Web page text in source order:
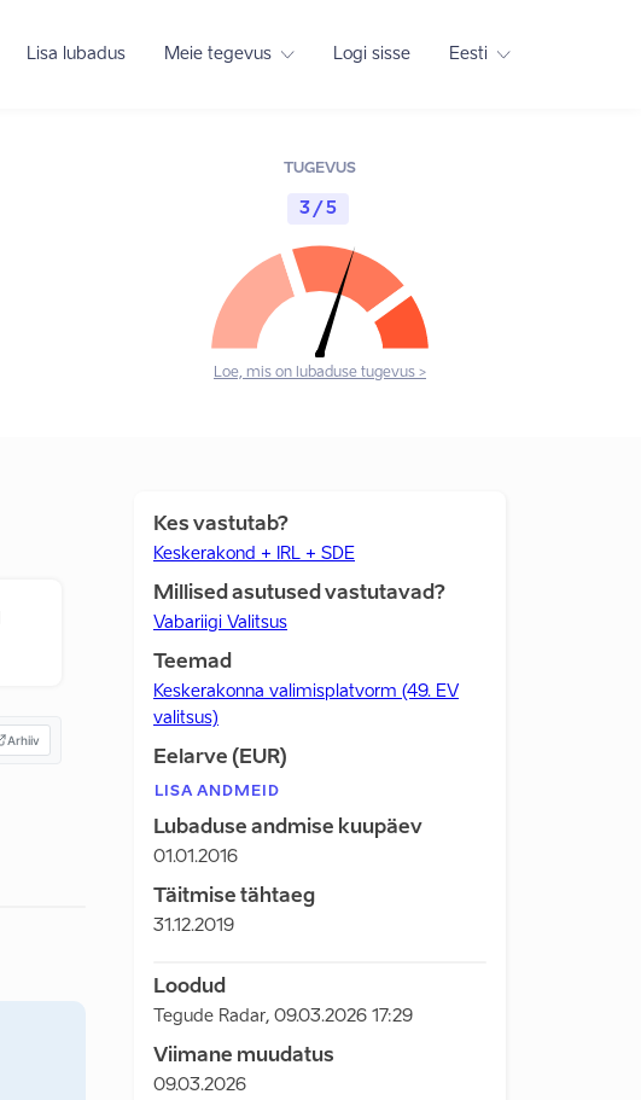
Lisa lubadus Meie tegevus Logi sisse Eesti
TUGEVUS
3 / 5
Loe, mis on lubaduse tugevus >
Arhiiv
Kes vastutab?
Keskerakond + IRL + SDE
Millised asutused vastutavad?
Vabariigi Valitsus
Teemad
Keskerakonna valimisplatvorm (49. EV
valitsus)
Eelarve (EUR)
LISA ANDMEID
Lubaduse andmise kuupäev
01.01.2016
Täitmise tähtaeg
31.12.2019
Loodud
Tegude Radar, 09.03.2026 17:29
Viimane muudatus
09.03.2026